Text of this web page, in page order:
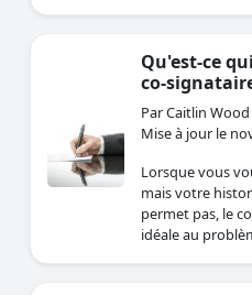
Qu'est-ce
co-
Par Caitlin Wood
Mise à jour le
Lorsque vous
mais votre
permet pas, le
idéale au